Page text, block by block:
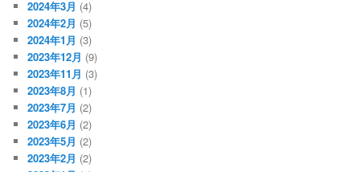
2024年3月 (4)
2024年2月 (5)
2024年1月 (3)
2023年12月 (9)
2023年11月 (3)
2023年8月 (1)
2023年7月 (2)
2023年6月 (2)
2023年5月 (2)
2023年2月 (2)